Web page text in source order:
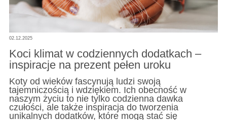
02.12.2025
Koci klimat w codziennych dodatkach –
inspiracje na prezent pełen uroku
Koty od wieków fascynują ludzi swoją
tajemniczością i wdziękiem. Ich obecność w
naszym życiu to nie tylko codzienna dawka
czułości, ale także inspiracja do tworzenia
unikalnych dodatków, które mogą stać się